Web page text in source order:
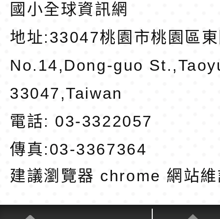
國小全球資訊網
地址:33047桃園市桃園區
No.14,Dong-guo
33047,Taiwan
電話: 03-3322057
傳真:03-3367364
建議瀏覽器 chrome 網站